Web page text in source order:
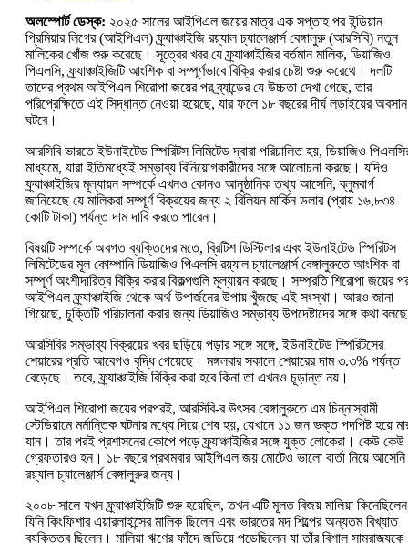
অলস্পোর্ট ডেস্ক: ২০২৫ সালের আইপিএল জয়ের মাত্র এক সপ্তাহ পর ইন্ডিয়ান
প্রিমিয়ার লিগের (আইপিএল) ফ্র্যাঞ্চাইজি রয়্যাল চ্যালেঞ্জার্স বেঙ্গালুরু (আরসিবি) নতুন
মালিকের খোঁজ শুরু করেছে। সূত্রের খবর যে ফ্র্যাঞ্চাইজির বর্তমান মালিক, ডিয়াজিও
পিএলসি, ফ্র্যাঞ্চাইজিটি আংশিক বা সম্পূর্ণভাবে বিক্রি করার চেষ্টা শুরু করেথে। দলটি
তাদের প্রথম আইপিএল শিরোপা জয়ের পর ব্র্যান্ডের যে উচ্চতা দেখা গেছে, তার
পরিপ্রেক্ষিতে এই সিদ্ধান্ত নেওয়া হয়েছে, যার ফলে ১৮ বছরের দীর্ঘ লড়াইয়ের অবসান
ঘটবে।
আরসিবি ভারতে ইউনাইটেড স্পিরিটস লিমিটেড দ্বারা পরিচালিত হয়, ডিয়াজিও
মাধ্যমে, যারা ইতিমধ্যেই সম্ভাব্য বিনিয়োগকারীদের সঙ্গে আলোচনা করছে। যদিও
ফ্র্যাঞ্চাইজির মূল্যায়ন সম্পর্কে এখনও কোনও আনুষ্ঠানিক তথ্য আসেনি, ব্লুমবার্গ
জানিয়েছে যে মালিকরা সম্পূর্ণ বিক্রয়ের জন্য ২ বিলিয়ন মার্কিন ডলার (প্রায় ১৬,৮৩৪
কোটি টাকা) পর্যন্ত দাম দাবি করতে পারেন।
বিষয়টি সম্পর্কে অবগত ব্যক্তিদের মতে, ব্রিটিশ ডিস্টিলার এবং ইউনাইটেড স্পিরিটস
লিমিটেডের মূল কোম্পানি ডিয়াজিও পিএলসি রয়্যাল চ্যালেঞ্জার্স বেঙ্গালুরুতে আংশিক বা
সম্পূর্ণ অংশীদারিত্ব বিক্রি করার বিকল্পগুলি মূল্যায়ন করছে। সম্প্রতি শিরোপা জয়ের
আইপিএল ফ্র্যাঞ্চাইজি থেকে অর্থ উপার্জনের উপায় খুঁজছে এই সংস্থা। আরও জানা
গিয়েছে, চুক্তিটি পরিচালনা করার জন্য ডিয়াজিও সম্ভাব্য উপদেষ্টাদের সঙ্গে কথা
আরসিবির সম্ভাব্য বিক্রয়ের খবর ছড়িয়ে পড়ার সঙ্গে সঙ্গে, ইউনাইটেড স্পিরিটসের
শেয়ারের প্রতি আবেগও বৃদ্ধি পেয়েছে। মঙ্গলবার সকালে শেয়ারের দাম ৩.৩% পর্যন্ত
বেড়েছে। তবে, ফ্র্যাঞ্চাইজি বিক্রি করা হবে কিনা তা এখনও চূড়ান্ত নয়।
আইপিএল শিরোপা জয়ের পরপরই, আরসিবি-র উৎসব বেঙ্গালুরুতে এম চিন্নাস্বামী
স্টেডিয়ামে মর্মান্তিক ঘটনার মধ্যে দিয়ে শেষ হয়, যেখানে ১১ জন ভক্ত পদপিষ্ট হয়ে
যান। তার পরই প্রশাসনের কোপে পড়ে ফ্র্যাঞ্চাইজির সঙ্গে যুক্ত লোকেরা। কেউ কেউ
গ্রেফতারও হন। ১৮ বছরে প্রথমবার আইপিএল জয় মোটেও ভালো বার্তা নিয়ে আসেনি
রয়্যাল চ্যালেঞ্জার্স বেঙ্গালুরুর জন্য।
২০০৮ সালে যখন ফ্র্যাঞ্চাইজিটি শুরু হয়েছিল, তখন এটি মূলত বিজয় মালিয়া
যিনি কিংফিশার এয়ারলাইন্সের মালিক ছিলেন এবং ভারতের মদ শিল্পের অন্যতম বিখ্যাত
ব্যক্তিত্ব ছিলেন। মালিয়া ঋণের ফাঁদে জড়িয়ে পড়েছিলেন যা তাঁর বিশাল সাম্রাজ্যকে